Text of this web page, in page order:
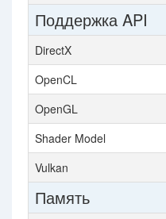
Поддержка API
DirectX
OpenCL
OpenGL
Shader Model
Vulkan
Память